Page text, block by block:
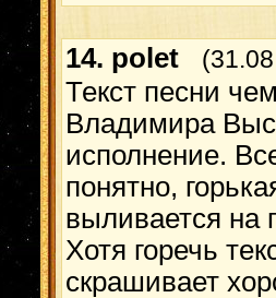
14. polet
Текст песни
Владимира
исполнение.
понятно,
выливается на
Хотя горечь
скрашивает